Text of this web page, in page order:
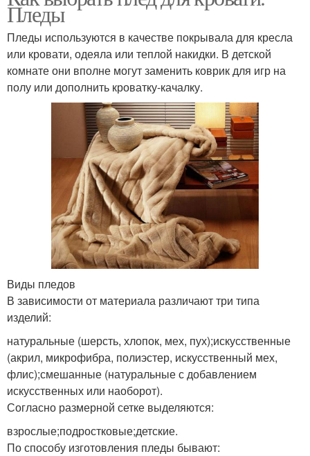
Пледы
Пледы используются в качестве покрывала для кресла
или кровати, одеяла или теплой накидки. В детской
комнате они вполне могут заменить коврик для игр на
полу или дополнить кроватку-качалку.
Виды пледов
В зависимости от материала различают три типа
изделий:
натуральные (шерсть, хлопок, мех, пух);искусственные
(акрил, микрофибра, полиэстер, искусственный мех,
флис);смешанные (натуральные с добавлением
искусственных или наоборот).
Согласно размерной сетке выделяются:
взрослые;подростковые;детские.
По способу изготовления пледы бывают: